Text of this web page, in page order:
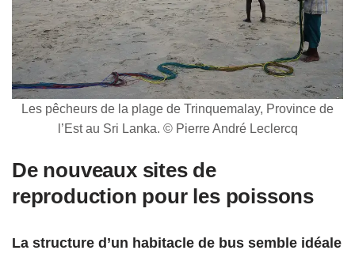
Les pêcheurs de la plage de Trinquemalay, Province de
l’Est au Sri Lanka. © Pierre André Leclercq
De nouveaux sites de
reproduction pour les poissons
La structure d’un habitacle de bus semble idéale